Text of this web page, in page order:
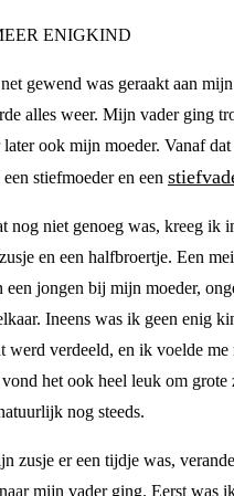
ENIGKIND
gewend was geraakt aan
alles weer. Mijn vader ging
ook mijn moeder. Vanaf
stiefmoeder en een
nog niet genoeg was, kreeg ik
en een halfbroertje. Een
een jongen bij mijn moeder,
Ineens was ik geen enig
werd verdeeld, en ik voelde me
het ook heel leuk om grote
nog steeds.
zusje er een tijdje was,
mijn vader ging. Eerst was